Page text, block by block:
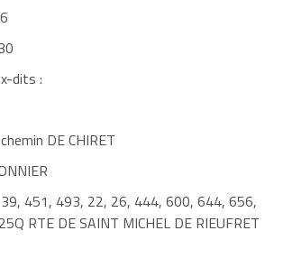
dits :
DE CHIRET
451, 493, 22, 26, 444, 600, 644, 656,
RTE DE SAINT MICHEL DE RIEUFRET